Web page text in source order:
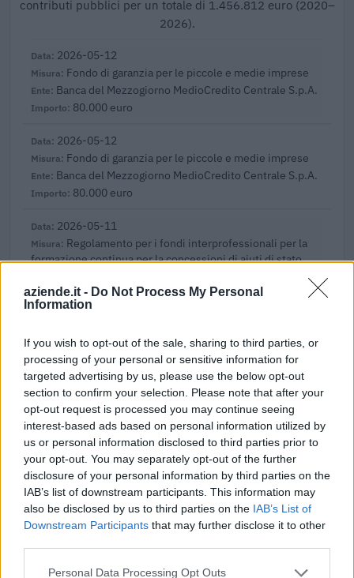
aziende.it - Do Not Process My Personal
Information
If you wish to opt-out of the sale, sharing to third parties, or
processing of your personal or sensitive information for
targeted advertising by us, please use the below opt-out
section to confirm your selection. Please note that after your
opt-out request is processed you may continue seeing
interest-based ads based on personal information utilized by
us or personal information disclosed to third parties prior to
your opt-out. You may separately opt-out of the further
disclosure of your personal information by third parties on the
IAB’s list of downstream participants. This information may
also be disclosed by us to third parties on the IAB’s List of
Downstream Participants that may further disclose it to other
Personal Data Processing Opt Outs
contributi pubblici per un totale di 1.456.812 euro (2020–
2026).
2026-05-12
Fondo di garanzia per le piccole e medie imprese
Banca del Mezzogiorno MedioCredito Centrale S.p.A.
80.000 euro
2026-05-12
Fondo di garanzia per le piccole e medie imprese
Banca del Mezzogiorno MedioCredito Centrale S.p.A.
80.000 euro
2026-05-11
Regolamento per i fondi interprofessionali per la
formazione continua per la concessioni di aiuti di stato
FONDIMPRESA
8.983 euro
2025-03-20
Esonero dal versamento dei contributi previdenziali
per nuove assunzioni/trasformazioni a tempo
indeterminato nel bienni
inps
2.911 euro
2025-02-21
Fondo di garanzia per le piccole e medie imprese
Banca del Mezzogiorno MedioCredito Centrale S.p.A.
32.000 euro